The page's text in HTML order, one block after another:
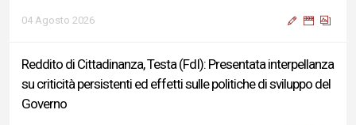
04 Agosto 2026
Reddito di Cittadinanza, Testa (FdI): Presentata interpellanza
su criticità persistenti ed effetti sulle politiche di sviluppo del
Governo